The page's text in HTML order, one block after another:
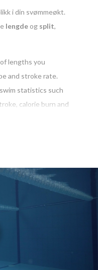
i din svømmeøkt.
lengdeog split,
lengths you
and stroke rate.
statistics such
calorie burn and
deg om nye
på dine
basseng for å
og aktiviteter.